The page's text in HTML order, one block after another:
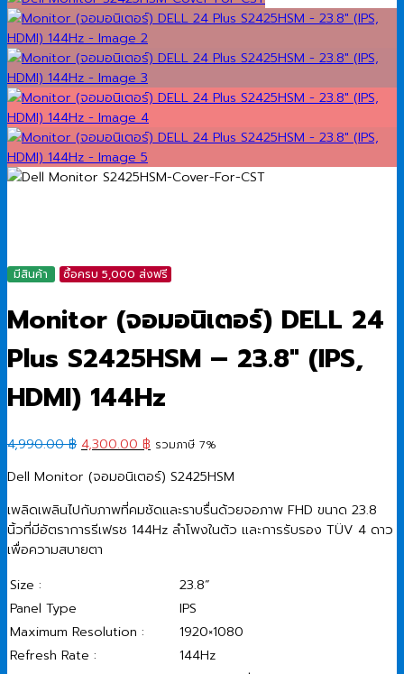
มีสินค้า ซื้อครบ 5,000 ส่งฟรี
Monitor (จอมอนิเตอร์) DELL 24
Plus S2425HSM – 23.8″ (IPS,
HDMI) 144Hz
4,990.00฿ Original
was:
4,990.00 ฿.
4,300.00 ฿ Current
is:
4,300.00 ฿.
รวมภาษี 7%
Dell Monitor (จอมอนิเตอร์) S2425HSM
เพลิดเพลินไปกับภาพที่คมชัดและราบรื่นด้วยจอภาพ FHD ขนาด 23.8
นิ้วที่มีอัตราการรีเฟรช 144Hz ลำโพงในตัว และการรับรอง TÜV 4 ดาว
เพื่อความสบายตา
Size :
23.8”
Panel Type
IPS
Maximum Resolution :
1920×1080
Refresh Rate :
144Hz